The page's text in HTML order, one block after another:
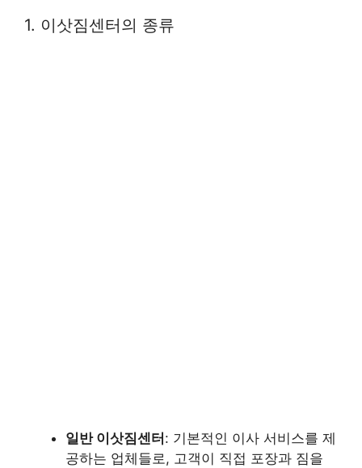
1. 이삿짐센터의 종류
일반 이삿짐센터 : 기본적인 이사 서비스를 제
공하는 업체들로, 고객이 직접 포장과 짐을